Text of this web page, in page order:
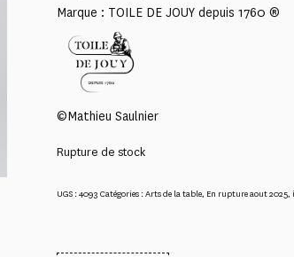
Marque : TOILE DE JOUY depuis 1760 ®
©Mathieu Saulnier
Rupture de stock
UGS :4093 Catégories :Arts de la table En rupture aout 2025